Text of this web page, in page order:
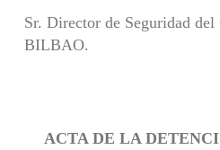
Sr. Director de Seguridad
BILBAO.
ACTA DE LA